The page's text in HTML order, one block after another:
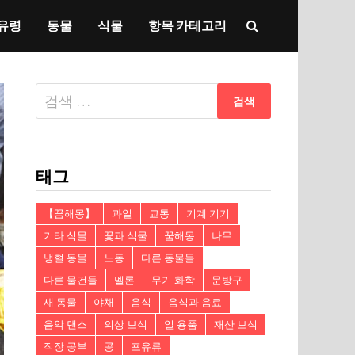
령 동물 식물 항목 카테고리
다
음
태그
【꿈해몽】 과일 교통
기계 기기
기타 식물
꽃과 식물 꿈해몽
나무
냉혈 동물
노동
다른 동물들
다른 물건들
멜론 무기 화학
문방구
새 동물
야채 음식
음식과 음료
음악 댄스
의상 보석 일 용품
재산 보석
직장 공부
콩 포유류